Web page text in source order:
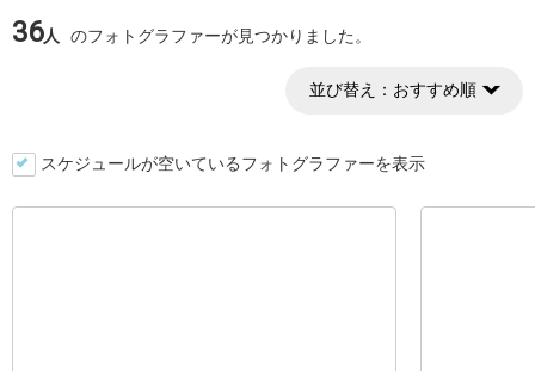
36人 のフォトグラファーが見つかりました。
並び替え： おすすめ順
スケジュールが空いているフォトグラファーを表示